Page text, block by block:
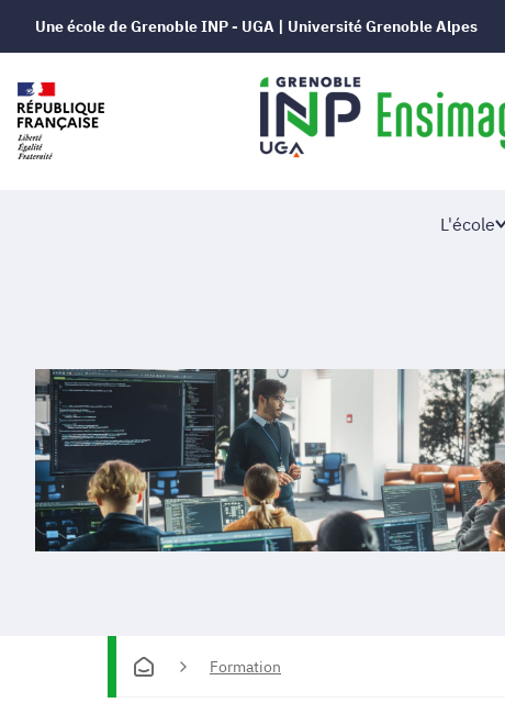
Une école de Grenoble INP - UGA | Université Grenoble Alpes
L'école
Formation